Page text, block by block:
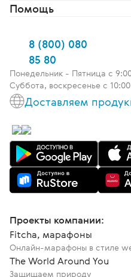
Помощь
8 (800) 080
85 80
Понедельник - Пятница c
Суббота, воскресенье с
Доставляем
Проекты компании:
Fitcha, марафоны
Онлайн-марафоны в стиле
The World Around You
Защищаем природу